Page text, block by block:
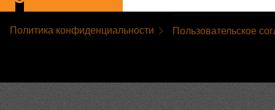
Политика конфиденциальности Пользовательское